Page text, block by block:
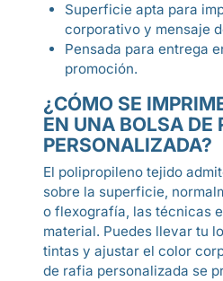
Superficie apta para
corporativo y mensaje
Pensada para entrega
promoción.
¿CÓMO SE
EN UNA BOLSA DE
PERSONALIZADA?
El polipropileno tejido
sobre la superficie,
o flexografía, las técnicas
material. Puedes llevar tu
tintas y ajustar el color
de rafia personalizada se